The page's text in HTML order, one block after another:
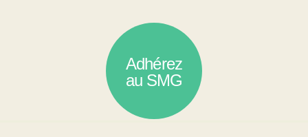
Adhérez
au SMG